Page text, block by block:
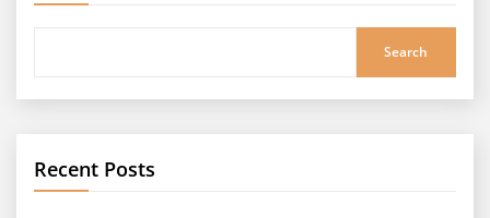
Search
Recent Posts